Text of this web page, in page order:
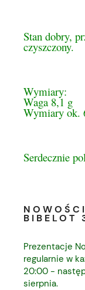
Stan dobry,
czyszczony.
Wymiary:
Waga 8,1 g
Wymiary ok.
Serdecznie
BIBELOT
Prezentacje
regularnie w
20:00 -
sierpnia.